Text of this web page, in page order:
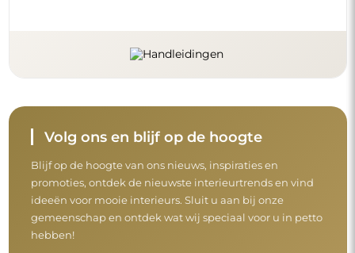
Volg ons en blijf op de hoogte
Blijf op de hoogte van ons nieuws, inspiraties en
promoties, ontdek de nieuwste interieurtrends en vind
ideeën voor mooie interieurs. Sluit u aan bij onze
gemeenschap en ontdek wat wij speciaal voor u in petto
hebben!